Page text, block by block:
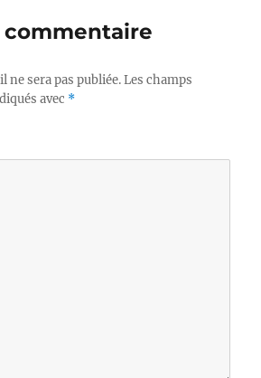
commentaire
ne sera pas publiée. Les champs
avec *